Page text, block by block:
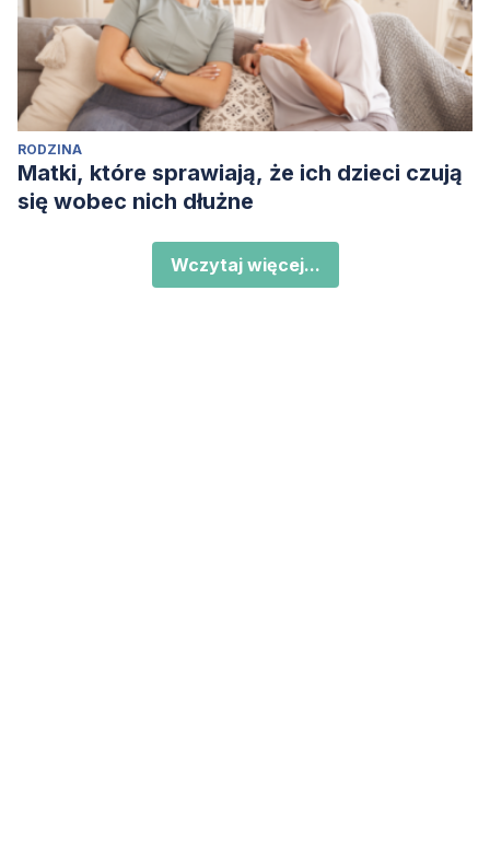
RODZINA
Matki, które sprawiają, że ich dzieci czują
się wobec nich dłużne
Wczytaj więcej...